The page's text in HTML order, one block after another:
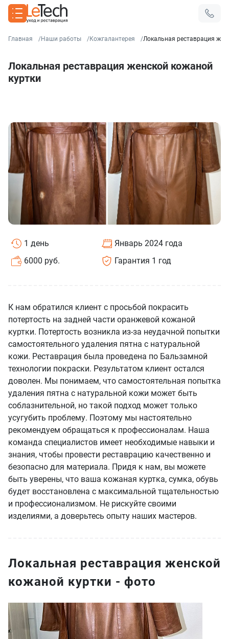
Главная Наши работы Кожгалантерея Локальная реставрация
Локальная реставрация женской кожаной
куртки
1 день
6000 руб.
Январь 2024 года
Гарантия 1 год
К нам обратился клиент с просьбой покрасить
потертость на задней части оранжевой кожаной
куртки. Потертость возникла из-за неудачной попытки
самостоятельного удаления пятна с натуральной
кожи. Реставрация была проведена по Бальзамной
технологии покраски. Результатом клиент остался
доволен. Мы понимаем, что самостоятельная попытка
удаления пятна с натуральной кожи может быть
соблазнительной, но такой подход может только
усугубить проблему. Поэтому мы настоятельно
рекомендуем обращаться к профессионалам. Наша
команда специалистов имеет необходимые навыки и
знания, чтобы провести реставрацию качественно и
безопасно для материала. Придя к нам, вы можете
быть уверены, что ваша кожаная куртка, сумка, обувь
будет восстановлена с максимальной тщательностью
и профессионализмом. Не рискуйте своими
изделиями, а доверьтесь опыту наших мастеров.
Локальная реставрация женской
кожаной куртки - фото